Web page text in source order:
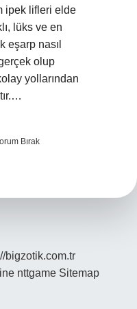
ipek lifleri elde
lüks ve en
eşarp nasıl
olup
yollarından
Bırak
bigzotik.com.tr
nttgame Sitemap